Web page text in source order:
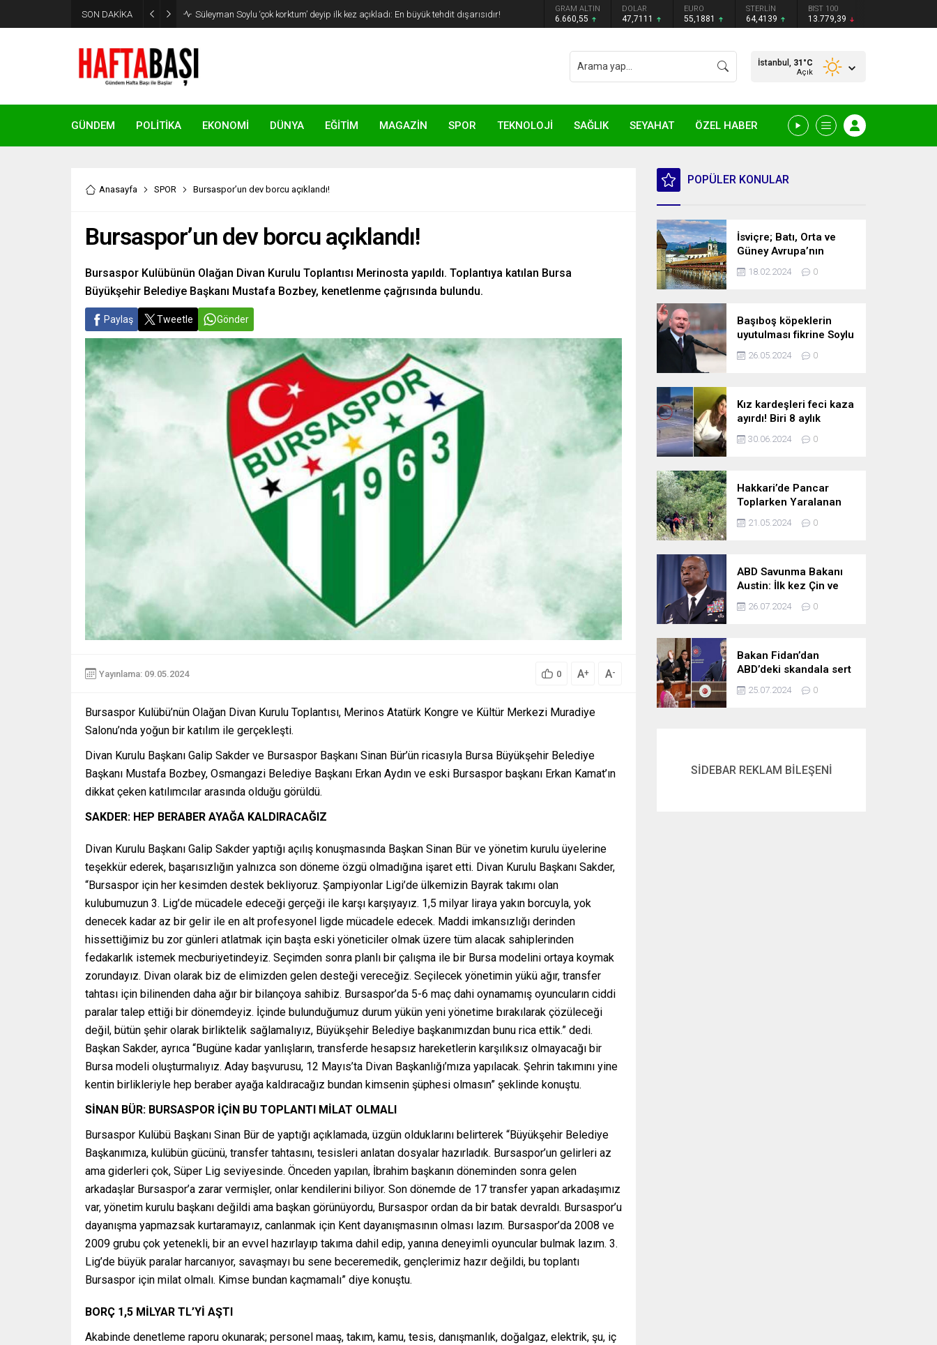
SON DAKİKA Süleyman Soylu ‘çok korktum’ deyip ilk kez açıkladı: En büyük tehdit dışarısıdır! GRAM ALTIN
6.660,55
DOLAR
47,7111
EURO
55,1881
STERLİN
64,4139
BIST 100
13.779,39
İstanbul, 31 °C
Açık
GÜNDEM POLİTİKA EKONOMİ DÜNYA EĞİTİM MAGAZİN SPOR TEKNOLOJİ SAĞLIK SEYAHAT ÖZEL HABER
Anasayfa SPOR Bursaspor’un dev borcu açıklandı!
Bursaspor’un dev borcu açıklandı!
Bursaspor Kulübünün Olağan Divan Kurulu Toplantısı Merinosta yapıldı. Toplantıya katılan Bursa
Büyükşehir Belediye Başkanı Mustafa Bozbey, kenetlenme çağrısında bulundu.
Paylaş Tweetle Gönder
Yayınlama: 09.05.2024 0 A+ A-
Bursaspor Kulübü’nün Olağan Divan Kurulu Toplantısı, Merinos Atatürk Kongre ve Kültür Merkezi Muradiye
Salonu’nda yoğun bir katılım ile gerçekleşti.
Divan Kurulu Başkanı Galip Sakder ve Bursaspor Başkanı Sinan Bür’ün ricasıyla Bursa Büyükşehir Belediye
Başkanı Mustafa Bozbey, Osmangazi Belediye Başkanı Erkan Aydın ve eski Bursaspor başkanı Erkan Kamat’ın
dikkat çeken katılımcılar arasında olduğu görüldü.
SAKDER: HEP BERABER AYAĞA KALDIRACAĞIZ
Divan Kurulu Başkanı Galip Sakder yaptığı açılış konuşmasında Başkan Sinan Bür ve yönetim kurulu üyelerine
teşekkür ederek, başarısızlığın yalnızca son döneme özgü olmadığına işaret etti. Divan Kurulu Başkanı Sakder,
“Bursaspor için her kesimden destek bekliyoruz. Şampiyonlar Ligi’de ülkemizin Bayrak takımı olan
kulubumuzun 3. Lig’de mücadele edeceği gerçeği ile karşı karşıyayız. 1,5 milyar liraya yakın borcuyla, yok
denecek kadar az bir gelir ile en alt profesyonel ligde mücadele edecek. Maddi imkansızlığı derinden
hissettiğimiz bu zor günleri atlatmak için başta eski yöneticiler olmak üzere tüm alacak sahiplerinden
fedakarlık istemek mecburiyetindeyiz. Seçimden sonra planlı bir çalışma ile bir Bursa modelini ortaya koymak
zorundayız. Divan olarak biz de elimizden gelen desteği vereceğiz. Seçilecek yönetimin yükü ağır, transfer
tahtası için bilinenden daha ağır bir bilançoya sahibiz. Bursaspor’da 5-6 maç dahi oynamamış oyuncuların ciddi
paralar talep ettiği bir dönemdeyiz. İçinde bulunduğumuz durum yükün yeni yönetime bırakılarak çözüleceği
değil, bütün şehir olarak birliktelik sağlamalıyız, Büyükşehir Belediye başkanımızdan bunu rica ettik.” dedi.
Başkan Sakder, ayrıca “Bugüne kadar yanlışların, transferde hesapsız hareketlerin karşılıksız olmayacağı bir
Bursa modeli oluşturmalıyız. Aday başvurusu, 12 Mayıs’ta Divan Başkanlığı’mıza yapılacak. Şehrin takımını yine
kentin birlikleriyle hep beraber ayağa kaldıracağız bundan kimsenin şüphesi olmasın” şeklinde konuştu.
SİNAN BÜR: BURSASPOR İÇİN BU TOPLANTI MİLAT OLMALI
Bursaspor Kulübü Başkanı Sinan Bür de yaptığı açıklamada, üzgün olduklarını belirterek “Büyükşehir Belediye
Başkanımıza, kulübün gücünü, transfer tahtasını, tesisleri anlatan dosyalar hazırladık. Bursaspor’un gelirleri az
ama giderleri çok, Süper Lig seviyesinde. Önceden yapılan, İbrahim başkanın döneminden sonra gelen
arkadaşlar Bursaspor’a zarar vermişler, onlar kendilerini biliyor. Son dönemde de 17 transfer yapan arkadaşımız
var, yönetim kurulu başkanı değildi ama başkan görünüyordu, Bursaspor ordan da bir batak devraldı. Bursaspor’u
dayanışma yapmazsak kurtaramayız, canlanmak için Kent dayanışmasının olması lazım. Bursaspor’da 2008 ve
2009 grubu çok yetenekli, bir an evvel hazırlayıp takıma dahil edip, yanına deneyimli oyuncular bulmak lazım. 3.
Lig’de büyük paralar harcanıyor, savaşmayı bu sene beceremedik, gençlerimiz hazır değildi, bu toplantı
Bursaspor için milat olmalı. Kimse bundan kaçmamalı” diye konuştu.
BORÇ 1,5 MİLYAR TL’Yİ AŞTI
Akabinde denetleme raporu okunarak; personel maaş, takım, kamu, tesis, danışmanlık, doğalgaz, elektrik, şu, iç
POPÜLER KONULAR
İsviçre; Batı, Orta ve
Güney Avrupa’nın
kesişme noktasında
bulunan bir ülke.
18.02.2024 0
Başıboş köpeklerin
uyutulması fikrine Soylu
da karşı çıktı: Gönlüm
razı değil
26.05.2024 0
Kız kardeşleri feci kaza
ayırdı! Biri 8 aylık
hamile iki kız kardeş
hayatını kaybetti
30.06.2024 0
Hakkari’de Pancar
Toplarken Yaralanan
Kadın İçin Kurtarma
Çalışmaları
21.05.2024 0
ABD Savunma Bakanı
Austin: İlk kez Çin ve
Rusya uçaklarının
birlikte uçtuğunu
26.07.2024 0
Bakan Fidan’dan
ABD’deki skandala sert
tepki: Netanyahu’yu
alkışlayanlar eli kanlı
25.07.2024 0
SİDEBAR REKLAM BİLEŞENİ